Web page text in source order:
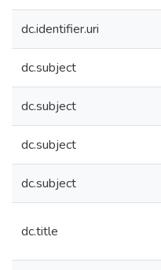
dc.identifier.uri
dc.subject
dc.subject
dc.subject
dc.subject
dc.title